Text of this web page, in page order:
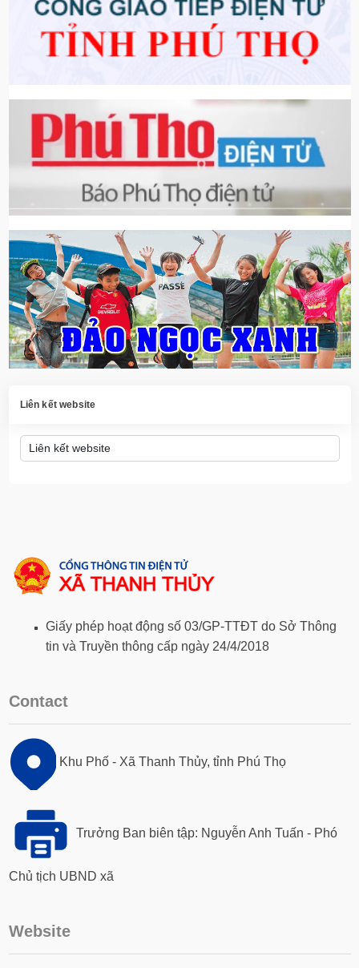
Liên kết website
Giấy phép hoạt động số 03/GP-TTĐT do Sở Thông
tin và Truyền thông cấp ngày 24/4/2018
Contact
Khu Phố - Xã Thanh Thủy, tỉnh Phú Thọ
Trưởng Ban biên tập: Nguyễn Anh Tuấn - Phó
Chủ tịch UBND xã
Website